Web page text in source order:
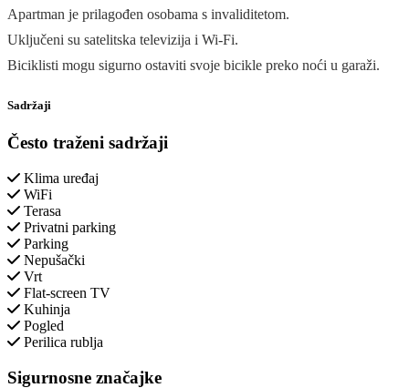
Apartman je prilagođen osobama s invaliditetom.
Uključeni su satelitska televizija i Wi-Fi.
Biciklisti mogu sigurno ostaviti svoje bicikle preko noći u garaži.
Sadržaji
Često traženi sadržaji
Klima uređaj
WiFi
Terasa
Privatni parking
Parking
Nepušački
Vrt
Flat-screen TV
Kuhinja
Pogled
Perilica rublja
Sigurnosne značajke